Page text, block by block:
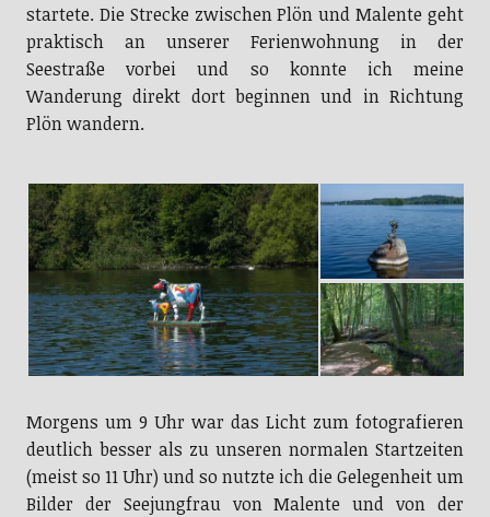
startete. Die Strecke zwischen Plön und Malente geht
praktisch an unserer Ferienwohnung in der
Seestraße vorbei und so konnte ich meine
Wanderung direkt dort beginnen und in Richtung
Plön wandern.
Morgens um 9 Uhr war das Licht zum fotografieren
deutlich besser als zu unseren normalen Startzeiten
(meist so 11 Uhr) und so nutzte ich die Gelegenheit um
Bilder der Seejungfrau von Malente und von der